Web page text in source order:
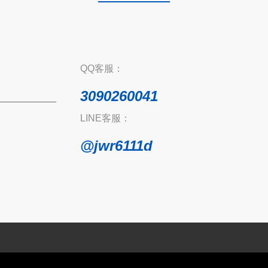
QQ客服：
3090260041
LINE客服：
@jwr6111d